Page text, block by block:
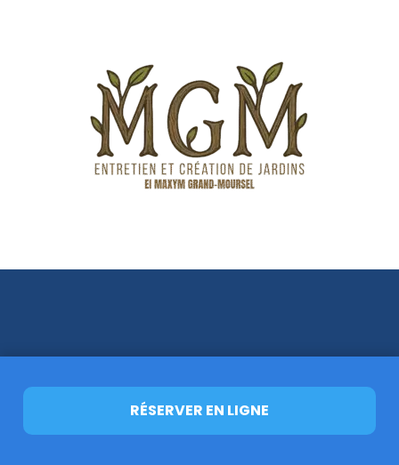
RÉSERVER EN LIGNE